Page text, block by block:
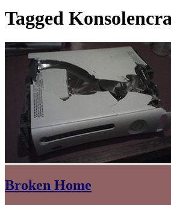
Tagged
Broken Home